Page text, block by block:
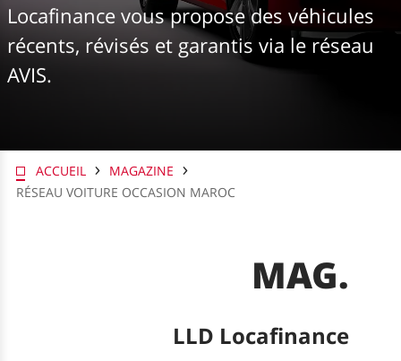
Locafinance vous propose des véhicules
récents, révisés et garantis via le réseau
AVIS.
ACCUEIL
MAGAZINE
RÉSEAU VOITURE OCCASION MAROC
MAG.
LLD Locafinance